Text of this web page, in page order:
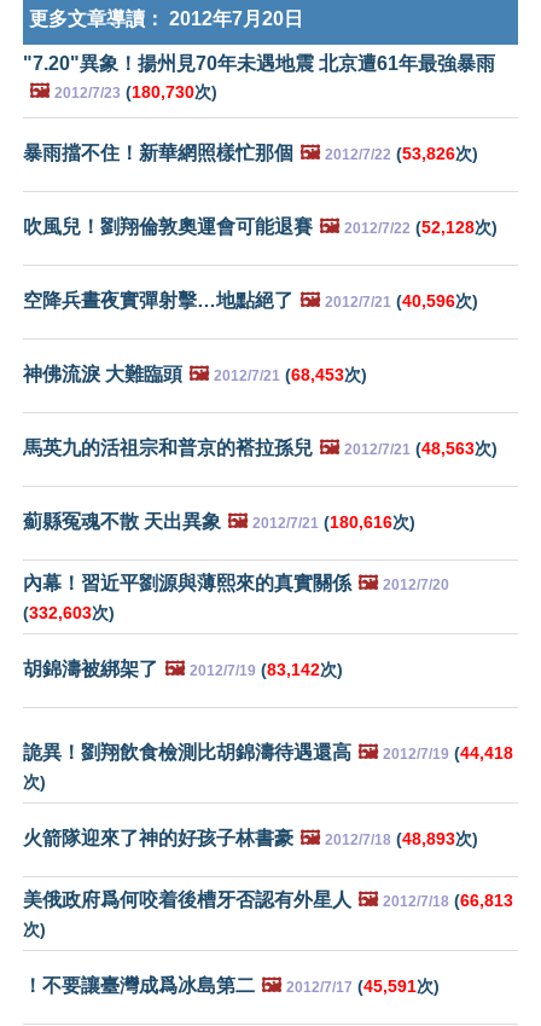
更多文章導讀： 2012年7月20日
"7.20"異象！揚州見70年未遇地震 北京遭61年最強暴雨
🖼️ 2012/7/23 (180,730次)
暴雨擋不住！新華網照樣忙那個 🖼️ 2012/7/22 (53,826次)
吹風兒！劉翔倫敦奧運會可能退賽 🖼️ 2012/7/22 (52,128次)
空降兵晝夜實彈射擊…地點絕了 🖼️ 2012/7/21 (40,596次)
神佛流淚 大難臨頭 🖼️ 2012/7/21 (68,453次)
馬英九的活祖宗和普京的褡拉孫兒 🖼️ 2012/7/21 (48,563次)
薊縣冤魂不散 天出異象 🖼️ 2012/7/21 (180,616次)
內幕！習近平劉源與薄熙來的真實關係 🖼️ 2012/7/20
(332,603次)
胡錦濤被綁架了 🖼️ 2012/7/19 (83,142次)
詭異！劉翔飲食檢測比胡錦濤待遇還高 🖼️ 2012/7/19 (44,418
次)
火箭隊迎來了神的好孩子林書豪 🖼️ 2012/7/18 (48,893次)
美俄政府爲何咬着後槽牙否認有外星人 🖼️ 2012/7/18 (66,813
次)
！不要讓臺灣成爲冰島第二 🖼️ 2012/7/17 (45,591次)